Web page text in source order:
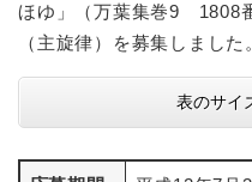
ほゆ」（万葉集巻9 1808
（主旋律）を募集しました
表のサイ